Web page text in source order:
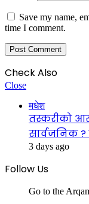
Save my name,
time I comment.
Check Also
Close
मधेश
तस्करीको
सार्वजनिक ?
3 days ago
Follow Us
Go to the